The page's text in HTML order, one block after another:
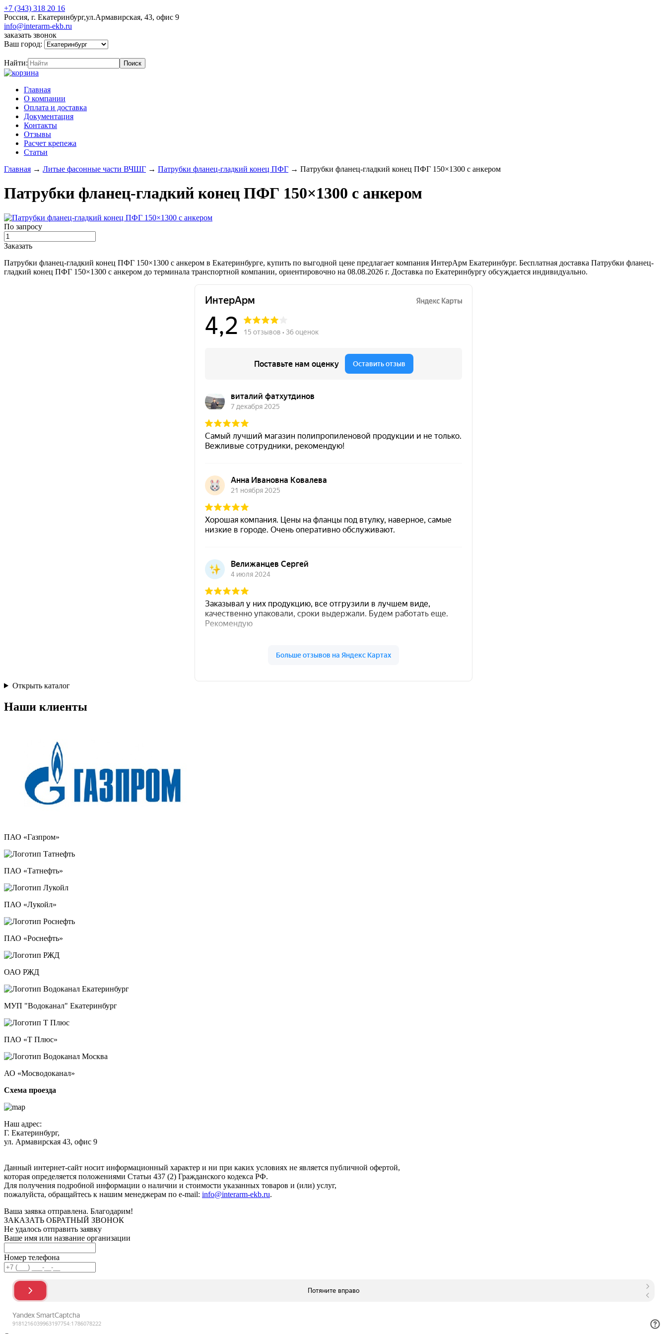
+7 (343) 318 20 16
Россия, г. Екатеринбург,ул.Армавирская, 43, офис 9
info@interarm-ekb.ru
заказать звонок
Ваш город:
Найти:
Главная
О компании
Оплата и доставка
Документация
Контакты
Отзывы
Расчет крепежа
Статьи
Главная → Литые фасонные части ВЧШГ → Патрубки фланец-гладкий конец ПФГ → Патрубки фланец-гладкий конец ПФГ 150×1300 с анкером
Патрубки фланец-гладкий конец ПФГ 150×1300 с анкером
По запросу
Заказать
Патрубки фланец-гладкий конец ПФГ 150×1300 с анкером в Екатеринбурге, купить по выгодной цене предлагает компания ИнтерАрм Екатеринбург. Бесплатная доставка Патрубки фланец-
гладкий конец ПФГ 150×1300 с анкером до терминала транспортной компании, ориентировочно на 08.08.2026 г. Доставка по Екатеринбургу обсуждается индивидуально.
Открыть каталог
Наши клиенты
ПАО «Газпром»
ПАО «Татнефть»
ПАО «Лукойл»
ПАО «Роснефть»
ОАО РЖД
МУП "Водоканал" Екатеринбург
ПАО «Т Плюс»
АО «Мосводоканал»
Схема проезда
Наш адрес:
Г. Екатеринбург,
ул. Армавирская 43, офис 9
Данный интернет-сайт носит информационный характер и ни при каких условиях не является публичной офертой,
которая определяется положениями Статьи 437 (2) Гражданского кодекса РФ.
Для получения подробной информации о наличии и стоимости указанных товаров и (или) услуг,
пожалуйста, обращайтесь к нашим менеджерам по e-mail: info@interarm-ekb.ru.
Ваша заявка отправлена. Благодарим!
ЗАКАЗАТЬ ОБРАТНЫЙ ЗВОНОК
Не удалось отправить заявку
Ваше имя или название организации
Номер телефона